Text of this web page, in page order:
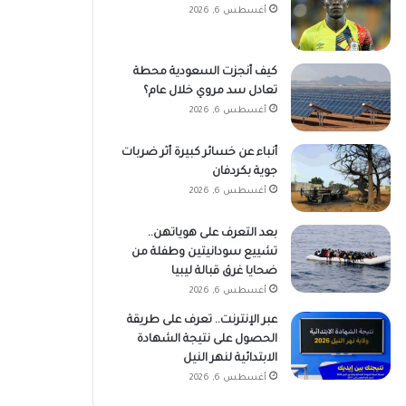
أغسطس 6, 2026
كيف أنجزت السعودية محطة
تعادل سد مروي خلال عام؟
أغسطس 6, 2026
أنباء عن خسائر كبيرة أثر ضربات
جوية بكردفان
أغسطس 6, 2026
بعد التعرف على هوياتهن..
تشييع سودانيتين وطفلة من
ضحايا غرق قبالة ليبيا
أغسطس 6, 2026
عبر الإنترنت.. تعرف على طريقة
الحصول على نتيجة الشهادة
الابتدائية لنهر النيل
أغسطس 6, 2026